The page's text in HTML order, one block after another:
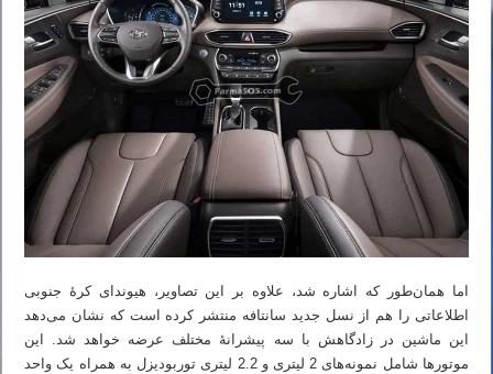
اما همان‌طور که اشاره شد، علاوه بر این تصاویر، هیوندای کرهٔ جنوبی
اطلاعاتی را هم از نسل جدید سانتافه منتشر کرده است که نشان می‌دهد
این ماشین در زادگاهش با سه پیشرانهٔ مختلف عرضه خواهد شد. این
موتورها شامل نمونه‌های 2 لیتری و 2.2 لیتری توربودیزل به همراه یک واحد